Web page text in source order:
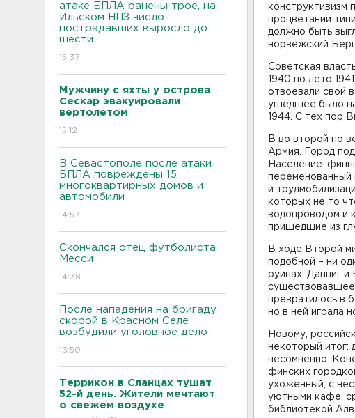
атаке БПЛА ранены трое, на
Ильском НПЗ число
пострадавших выросло до
шести
15:37
Мужчину с яхты у острова
Сескар эвакуировали
вертолетом
15:12
В Севастополе после атаки
БПЛА повреждены 15
многоквартирных домов и
автомобили
14:57
Скончался отец футболиста
Месси
14:38
После нападения на бригаду
скорой в Красном Селе
возбудили уголовное дело
13:50
Террикон в Сланцах тушат
52-й день. Жители мечтают
о свежем воздухе
конструктивизм
процветании
должно быть
норвежский
Советская
1940 по лето
отвоевали свой
ушедшее было на
1944. С тех пор
В во второй по
Армия. Город
Население:
переменованный
и
которых не то
водопроводом и
пришедшие из
В ходе Второй
подобной – ни
руинах. Данциг и
существовавшее
превратилось в
но в ней играла
Новому,
некоторый итог:
несомненно.
финских
ухоженный, с
уютными кафе,
библиотекой